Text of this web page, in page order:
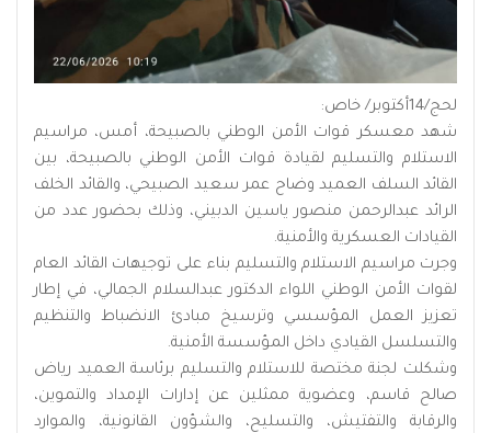
لحج/14أكتوبر/ خاص:
شهد معسكر قوات الأمن الوطني بالصبيحة، أمس، مراسيم
الاستلام والتسليم لقيادة قوات الأمن الوطني بالصبيحة، بين
القائد السلف العميد وضاح عمر سعيد الصبيحي، والقائد الخلف
الرائد عبدالرحمن منصور ياسين الدبيني، وذلك بحضور عدد من
القيادات العسكرية والأمنية.
وجرت مراسيم الاستلام والتسليم بناء على توجيهات القائد العام
لقوات الأمن الوطني اللواء الدكتور عبدالسلام الجمالي، في إطار
تعزيز العمل المؤسسي وترسيخ مبادئ الانضباط والتنظيم
والتسلسل القيادي داخل المؤسسة الأمنية.
وشكلت لجنة مختصة للاستلام والتسليم برئاسة العميد رياض
صالح قاسم، وعضوية ممثلين عن إدارات الإمداد والتموين،
والرقابة والتفتيش، والتسليح، والشؤون القانونية، والموارد